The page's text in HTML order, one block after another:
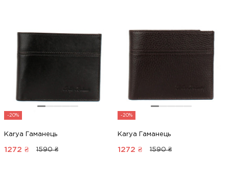
-20%
Karya Гаманець
1272 ₴ 1590 ₴
-20%
Karya Гаманець
1272 ₴ 1590 ₴